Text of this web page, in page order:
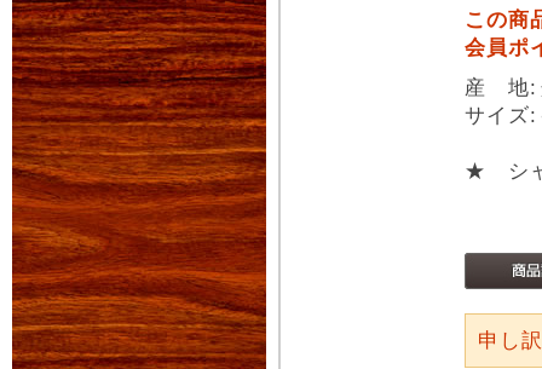
この商
会員ポ
産 地:
サイ
★ シ
申し